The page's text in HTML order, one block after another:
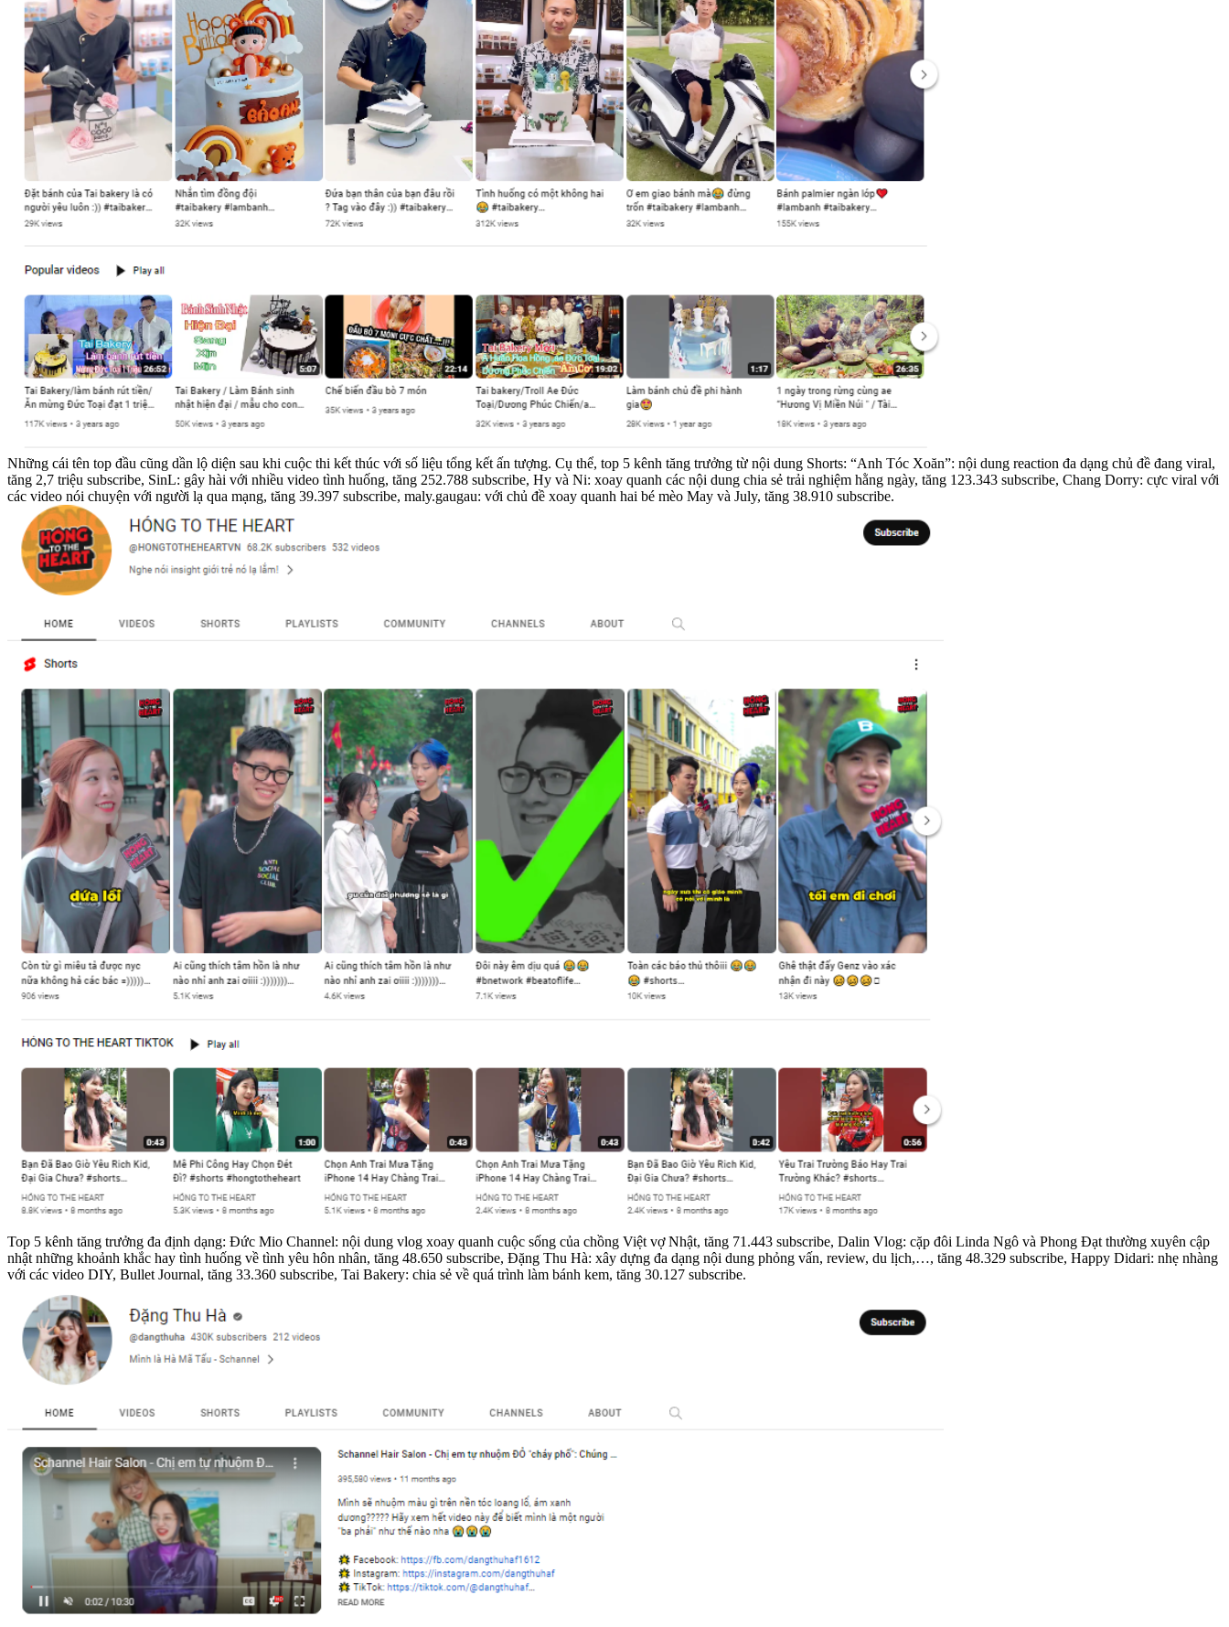
Những cái tên top đầu cũng dần lộ diện sau khi cuộc thi kết thúc với số liệu tổng kết ấn tượng. Cụ thể, top 5 kênh tăng trưởng từ nội dung Shorts: “Anh Tóc Xoăn”: nội dung reaction đa dạng chủ đề đang viral,
tăng 2,7 triệu subscribe, SinL: gây hài với nhiều video tình huống, tăng 252.788 subscribe, Hy và Ni: xoay quanh các nội dung chia sẻ trải nghiệm hằng ngày, tăng 123.343 subscribe, Chang Dorry: cực viral với
các video nói chuyện với người lạ qua mạng, tăng 39.397 subscribe, maly.gaugau: với chủ đề xoay quanh hai bé mèo May và July, tăng 38.910 subscribe.
Top 5 kênh tăng trưởng đa định dạng: Đức Mio Channel: nội dung vlog xoay quanh cuộc sống của chồng Việt vợ Nhật, tăng 71.443 subscribe, Dalin Vlog: cặp đôi Linda Ngô và Phong Đạt thường xuyên cập
nhật những khoảnh khắc hay tình huống về tình yêu hôn nhân, tăng 48.650 subscribe, Đặng Thu Hà: xây dựng đa dạng nội dung phỏng vấn, review, du lịch,…, tăng 48.329 subscribe, Happy Didari: nhẹ nhàng
với các video DIY, Bullet Journal, tăng 33.360 subscribe, Tai Bakery: chia sẻ về quá trình làm bánh kem, tăng 30.127 subscribe.